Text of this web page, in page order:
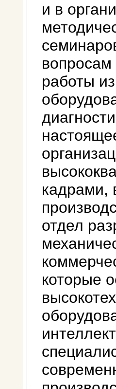
и в
работы
кадрами,
отдел
которые